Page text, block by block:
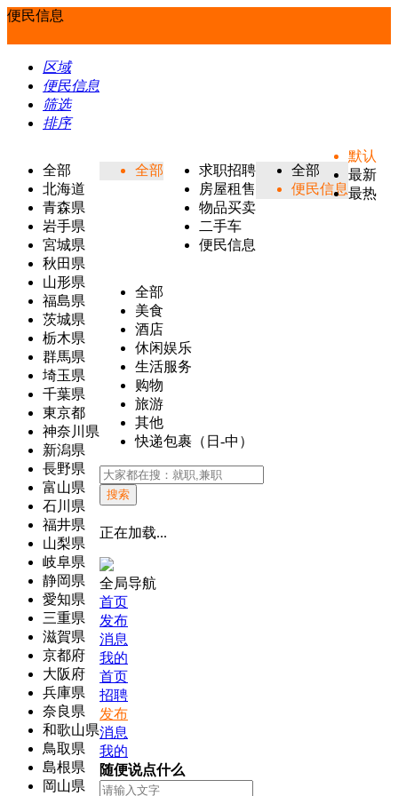
便民信息
区域
便民信息
筛选
排序
全部
北海道
青森県
岩手県
宮城県
秋田県
山形県
福島県
茨城県
栃木県
群馬県
埼玉県
千葉県
東京都
神奈川県
新潟県
長野県
富山県
石川県
福井県
山梨県
岐阜県
静岡県
愛知県
三重県
滋賀県
京都府
大阪府
兵庫県
奈良県
和歌山県
鳥取県
島根県
岡山県
全部
求职招聘
房屋租售
物品买卖
二手车
便民信息
全部
便民信息
全部
美食
酒店
休闲娱乐
生活服务
购物
旅游
其他
快递包裹（日-中）
默认
最新
最热
搜索
正在加载...
全局导航
首页
发布
消息
我的
首页
招聘
发布
消息
我的
随便说点什么